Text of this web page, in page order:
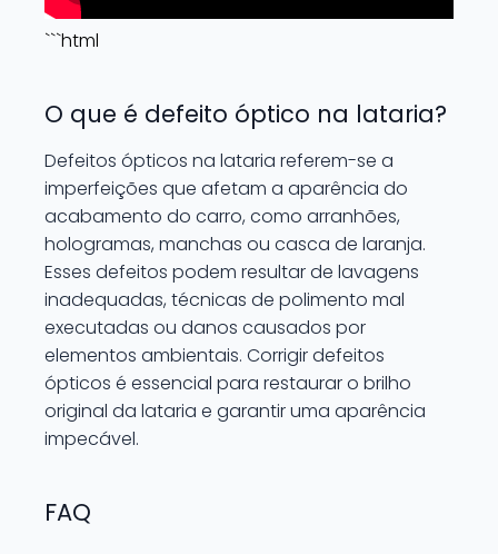
```html
O que é defeito óptico na lataria?
Defeitos ópticos na lataria referem-se a
imperfeições que afetam a aparência do
acabamento do carro, como arranhões,
hologramas, manchas ou casca de laranja.
Esses defeitos podem resultar de lavagens
inadequadas, técnicas de polimento mal
executadas ou danos causados por
elementos ambientais. Corrigir defeitos
ópticos é essencial para restaurar o brilho
original da lataria e garantir uma aparência
impecável.
FAQ